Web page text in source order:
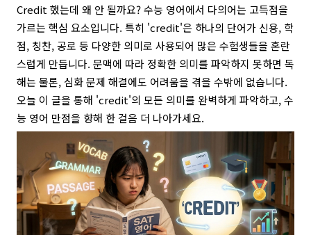
Credit 했는데 왜 안 될까요? 수능 영어에서 다의어는 고득점을
가르는 핵심 요소입니다. 특히 'credit'은 하나의 단어가 신용, 학
점, 칭찬, 공로 등 다양한 의미로 사용되어 많은 수험생들을 혼란
스럽게 만듭니다. 문맥에 따라 정확한 의미를 파악하지 못하면 독
해는 물론, 심화 문제 해결에도 어려움을 겪을 수밖에 없습니다.
오늘 이 글을 통해 'credit'의 모든 의미를 완벽하게 파악하고, 수
능 영어 만점을 향해 한 걸음 더 나아가세요.